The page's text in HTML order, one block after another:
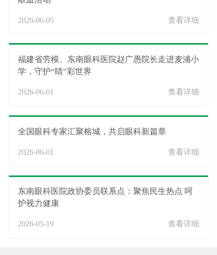
2026-06-05 查看详细
福建省劳模、东南眼科医院赵广愚院长走进麦浦小
学，守护“睛”彩世界
2026-06-01 查看详细
全国眼科专家汇聚榕城，共启眼科新篇章
2026-06-01 查看详细
东南眼科医院政协委员联系点：聚焦民生热点 呵
护视力健康
2026-05-19 查看详细